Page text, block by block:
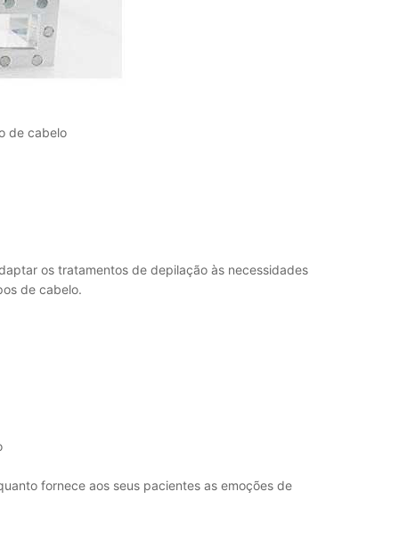
de cabelo
os tratamentos de depilação às necessidades
de cabelo.
fornece aos seus pacientes as emoções de